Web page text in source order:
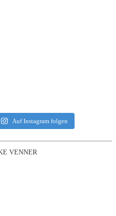
Auf Instagram folgen
VENNER